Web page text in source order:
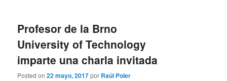
Profesor de la Brno
University of Technology
imparte una charla invitada
Posted on22 mayo, 2017por Raúl Poler